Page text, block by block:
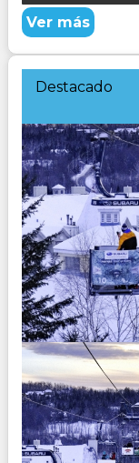
Ver más
Destacado